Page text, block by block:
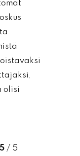
olisi
5 / 5